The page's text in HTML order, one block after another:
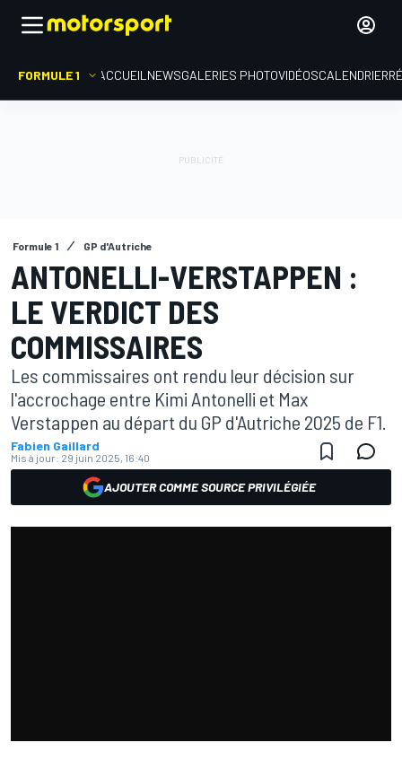
FORMULE 1 ACCUEIL NEWSGALERIES PHOTOVIDÉOSCALENDRIER
Formule 1 GP d'Autriche
ANTONELLI-VERSTAPPEN :
LE VERDICT DES
COMMISSAIRES
Les commissaires ont rendu leur décision sur
l'accrochage entre Kimi Antonelli et Max
Verstappen au départ du GP d'Autriche 2025 de F1.
Fabien Gaillard
Mis à jour: 29 juin 2025, 16:40
AJOUTER COMME SOURCE PRIVILÉGIÉE